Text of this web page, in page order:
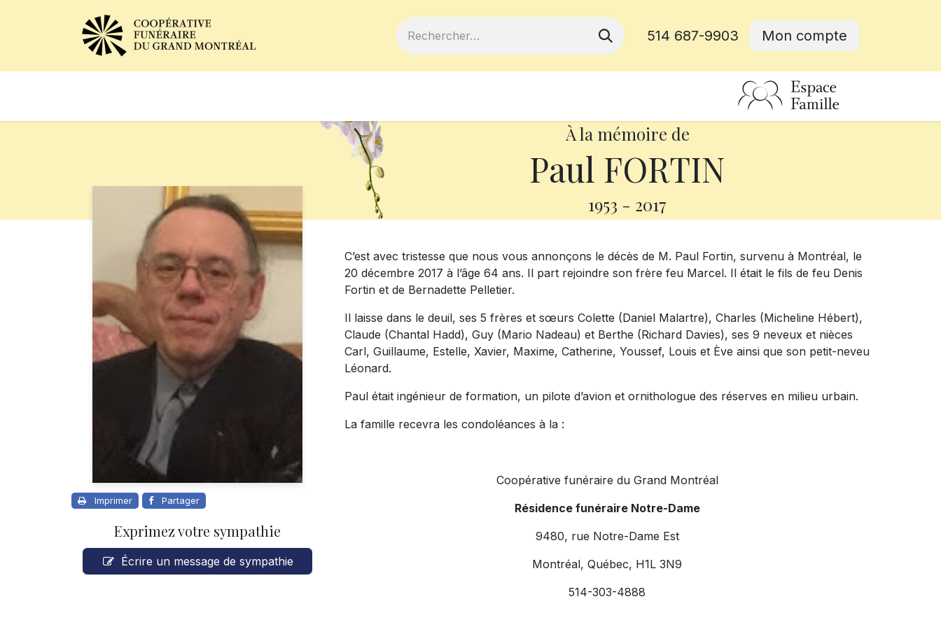
514 687-9903 Mon compte
À la mémoire de
Paul FORTIN
1953 - 2017
Imprimer Partager
Exprimez votre sympathie
Écrire un message de sympathie
C’est avec tristesse que nous vous annonçons le décès de M. Paul Fortin, survenu à Montréal, le
20 décembre 2017 à l’âge 64 ans. Il part rejoindre son frère feu Marcel. Il était le fils de feu Denis
Fortin et de Bernadette Pelletier.
Il laisse dans le deuil, ses 5 frères et sœurs Colette (Daniel Malartre), Charles (Micheline Hébert),
Claude (Chantal Hadd), Guy (Mario Nadeau) et Berthe (Richard Davies), ses 9 neveux et nièces
Carl, Guillaume, Estelle, Xavier, Maxime, Catherine, Youssef, Louis et Ève ainsi que son petit-neveu
Léonard.
Paul était ingénieur de formation, un pilote d’avion et ornithologue des réserves en milieu urbain.
La famille recevra les condoléances à la :
Coopérative funéraire du Grand Montréal
Résidence funéraire Notre-Dame
9480, rue Notre-Dame Est
Montréal, Québec, H1L 3N9
514-303-4888